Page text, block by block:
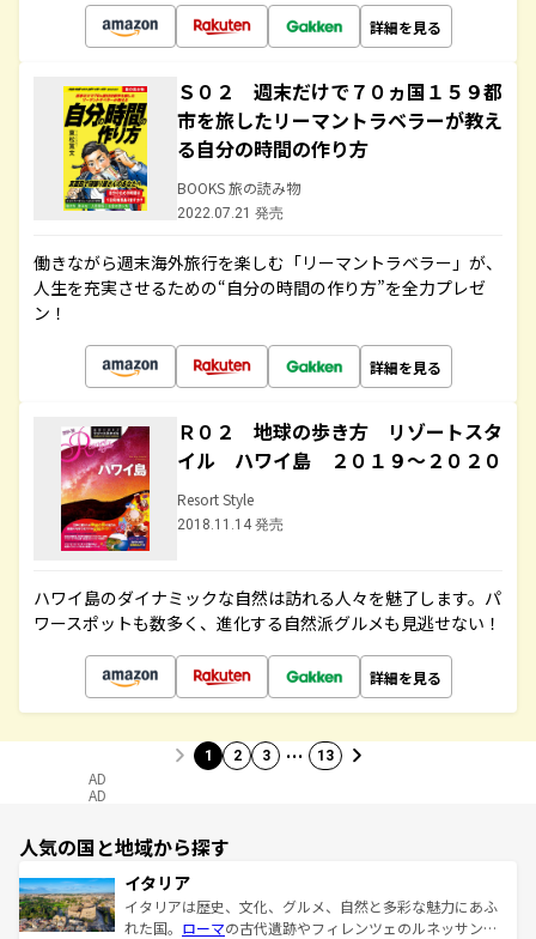
詳細を見る
Ｓ０２ 週末だけで７０ヵ国１５９都
市を旅したリーマントラベラーが教え
る自分の時間の作り方
BOOKS 旅の読み物
2022.07.21 発売
働きながら週末海外旅行を楽しむ「リーマントラベラー」が、
人生を充実させるための“自分の時間の作り方”を全力プレゼ
ン！
詳細を見る
Ｒ０２ 地球の歩き方 リゾートスタ
イル ハワイ島 ２０１９～２０２０
Resort Style
2018.11.14 発売
ハワイ島のダイナミックな自然は訪れる人々を魅了します。パ
ワースポットも数多く、進化する自然派グルメも見逃せない！
詳細を見る
1 2 3 … 13
AD
AD
人気の国と地域から探す
イタリア
イタリアは歴史、文化、グルメ、自然と多彩な魅力にあふ
れた国。 ローマの古代遺跡やフィレンツェのルネッサンス